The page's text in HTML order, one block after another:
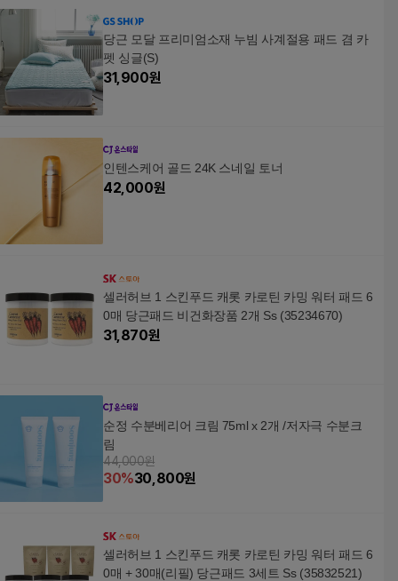
당근 모달 프리미엄소재 누빔 사계절용 패드 겸 카
펫 싱글(S)
31,900원
인텐스케어 골드 24K 스네일 토너
42,000원
셀러허브 1 스킨푸드 캐롯 카로틴 카밍 워터 패드 6
0매 당근패드 비건화장품 2개 Ss (35234670)
31,870원
순정 수분베리어 크림 75ml x 2개 /저자극 수분크
림
44,000원
30%30,800원
셀러허브 1 스킨푸드 캐롯 카로틴 카밍 워터 패드 6
0매 + 30매(리필) 당근패드 3세트 Ss (35832521)